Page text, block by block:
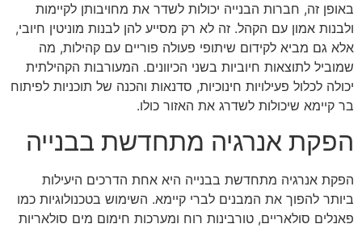
באופן זה, חברות הבנייה יכולות לשדר את מחויבותן לקיימות
ולבנות אמון עם הקהל. זה לא רק מסייע להן לבנות מוניטין חיובי,
אלא גם מביא לקידום שיתופי פעולה פוריים עם קהילות, מה
שמוביל לתוצאות חיוביות בשני הכיוונים. המעורבות הקהילתית
יכולה לכלול פעילויות חינוכיות, סדנאות והכנה של תוכניות לפיתוח
בר קיימא שיכולות לשדרג את האזור כולו.
הפקת אנרגיה מתחדשת בבנייה
הפקת אנרגיה מתחדשת בבנייה היא אחת הדרכים היעילות
ביותר להפוך את המבנים לברי קיימא. השימוש בטכנולוגיות כמו
פאנלים סולאריים, טורבינות רוח ומערכות חימום מים סולאריות